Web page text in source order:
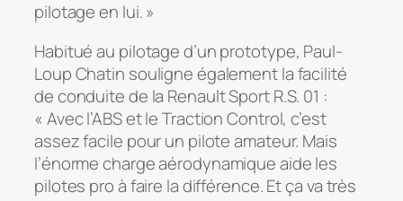
pilotage en lui. »
Habitué au pilotage d’un prototype, Paul-
Loup Chatin souligne également la facilité
de conduite de la Renault Sport R.S. 01 :
« Avec l’ABS et le Traction Control, c’est
assez facile pour un pilote amateur. Mais
l’énorme charge aérodynamique aide les
pilotes pro à faire la différence. Et ça va très